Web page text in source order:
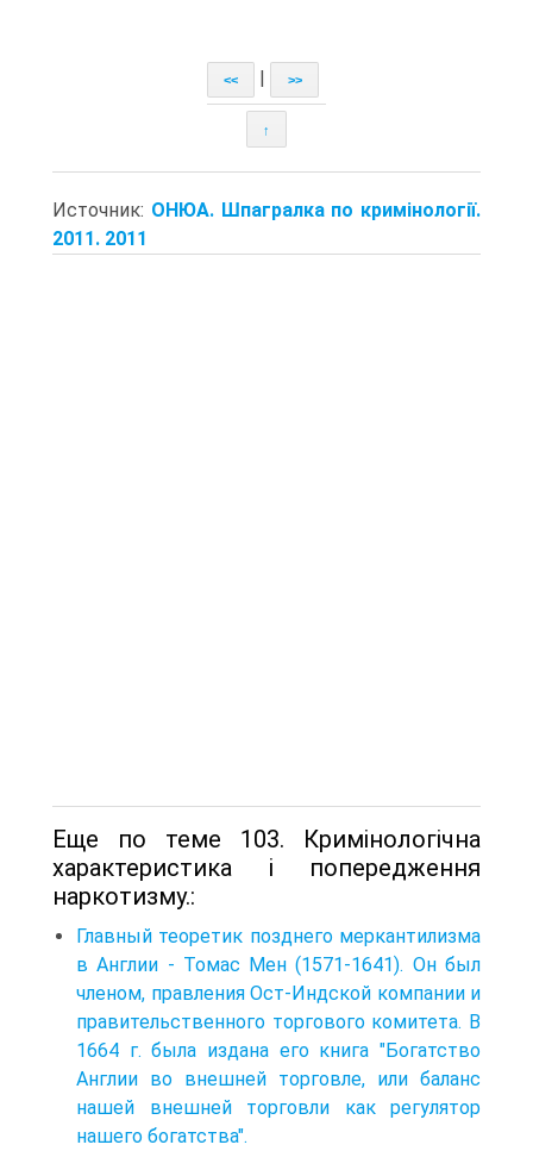
<< >>
↑
Источник: ОНЮА. Шпагралка по кримінології.
2011. 2011
Еще по теме 103. Кримінологічна
характеристика і попередження
наркотизму.:
Главный теоретик позднего меркантилизма
в Англии - Томас Мен (1571-1641). Он был
членом, правления Ост-Индской компании и
правительственного торгового комитета. В
1664 г. была издана его книга "Богатство
Англии во внешней торговле, или баланс
нашей внешней торговли как регулятор
нашего богатства".